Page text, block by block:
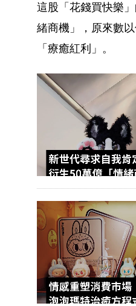
這股「花錢買快樂
緒商機」，原來數
「療癒紅利」。